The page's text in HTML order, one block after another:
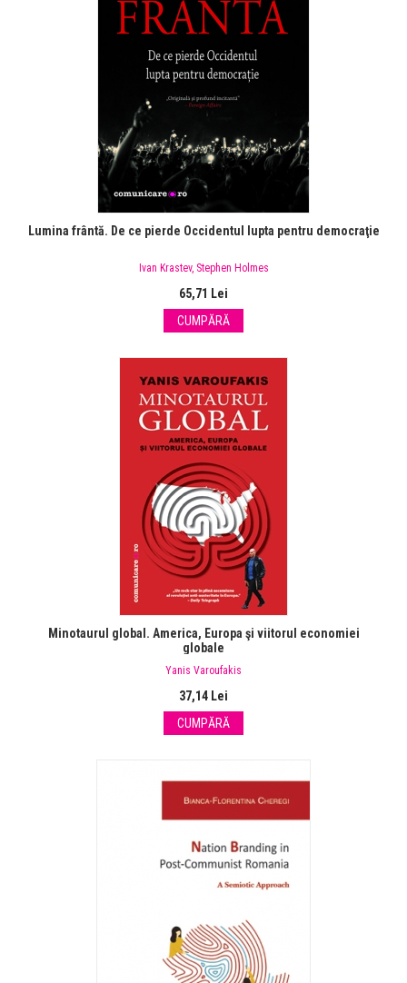
Lumina frântă. De ce pierde Occidentul lupta pentru democraţie
Ivan Krastev, Stephen Holmes
65,71 Lei
CUMPĂRĂ
Minotaurul global. America, Europa şi viitorul economiei
globale
Yanis Varoufakis
37,14 Lei
CUMPĂRĂ